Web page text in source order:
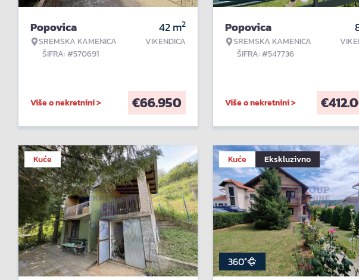
Popovica
SREMSKA KAMENICA
ŠIFRA: #570691
42m2
VIKENDICA
Više o nekretnini > €66.950
Popovica
SREMSKA KAMENICA
ŠIFRA: #547736
Više o nekretnini > €
Kuće Kuće Ekskluzivno
360°